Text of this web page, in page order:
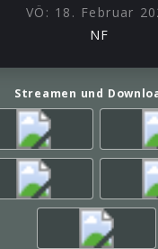
VÖ: 18. Februar
NF
Streamen und